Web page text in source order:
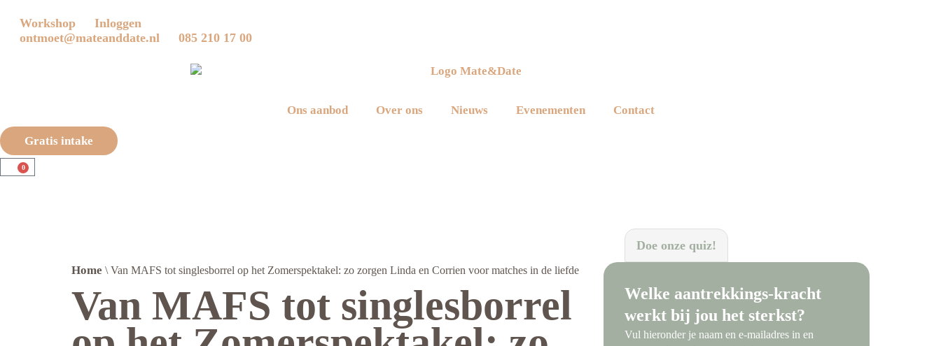
Workshop
Inloggen
ontmoet@mateanddate.nl
085 210 17 00
Ons aanbod Over ons Nieuws Evenementen Contact
Gratis intake
0
Doe onze quiz!
Welke aantrekkings-kracht
werkt bij jou het sterkst?
Vul hieronder je naam en e-mailadres in en
Home \Van MAFS tot singlesborrel op het Zomerspektakel: zo zorgen Linda en Corrien voor matches in de liefde
Van MAFS tot singlesborrel